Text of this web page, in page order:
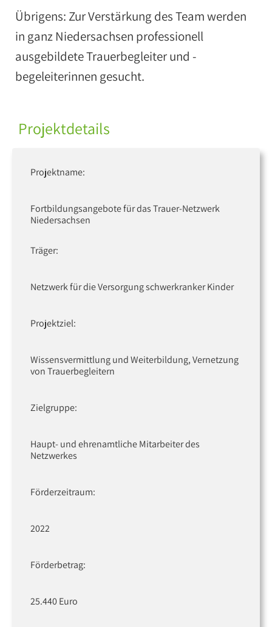
Übrigens: Zur Verstärkung des Team werden
in ganz Niedersachsen professionell
ausgebildete Trauerbegleiter und -
begeleiterinnen gesucht.
Projektdetails
Projektname:
Fortbildungsangebote für das Trauer-Netzwerk
Niedersachsen
Träger:
Netzwerk für die Versorgung schwerkranker Kinder
Projektziel:
Wissensvermittlung und Weiterbildung, Vernetzung
von Trauerbegleitern
Zielgruppe:
Haupt- und ehrenamtliche Mitarbeiter des
Netzwerkes
Förderzeitraum:
2022
Förderbetrag:
25.440 Euro